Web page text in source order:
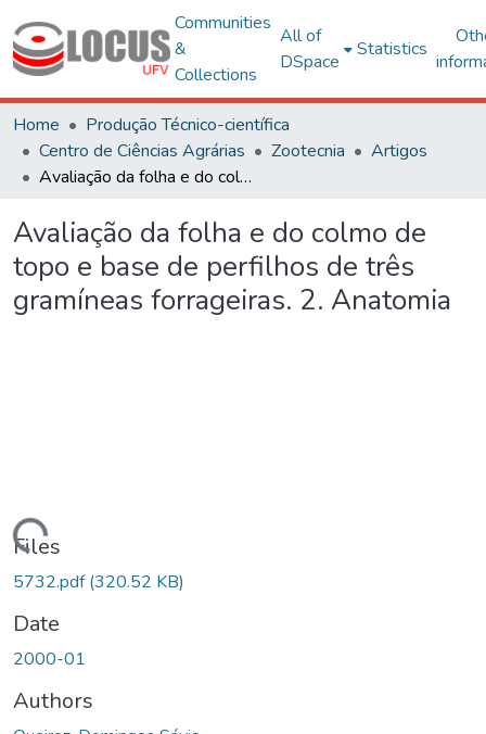
Communities
&
Collections
All of
DSpace
Statistics
Home
Produção Técnico-científica
Centro de Ciências Agrárias
Zootecnia
Artigos
Avaliação da folha e do colmo de topo e base de perfilhos de três gramíneas forrageiras. 2. Anatomia
Avaliação da folha e do colmo de
topo e base de perfilhos de três
gramíneas forrageiras. 2. Anatomia
Files
5732.pdf(320.52 KB)
Date
2000-01
Authors